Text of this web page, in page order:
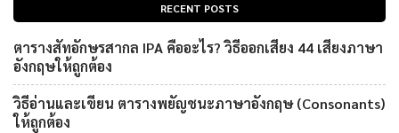
RECENT POSTS
ตารางสัทอักษรสากล IPA คืออะไร? วิธีออกเสียง 44 เสียงภาษา
อังกฤษให้ถูกต้อง
วิธีอ่านและเขียน ตารางพยัญชนะภาษาอังกฤษ (Consonants)
ให้ถูกต้อง